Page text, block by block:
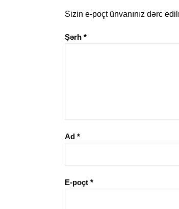
Sizin e-poçt ünvanınız dərc
Şərh *
Ad *
E-poçt *